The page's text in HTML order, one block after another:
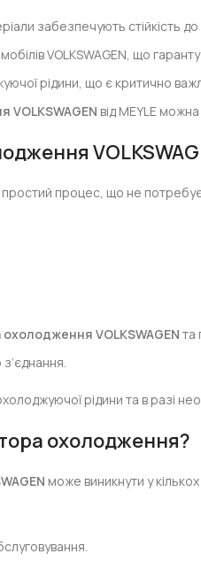
забезпечують стійкість
VOLKSWAGEN, що
рідини, що є критично
VOLKSWAGEN від MEYLE
процес, що не
охолодження VOLKSWAGEN та
рідини та в разі
охолодження?
може виникнути у